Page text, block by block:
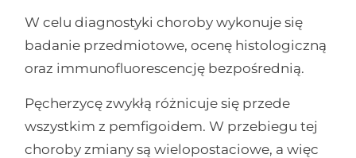
W celu diagnostyki choroby wykonuje się
badanie przedmiotowe, ocenę histologiczną
oraz immunofluorescencję bezpośrednią.
Pęcherzycę zwykłą różnicuje się przede
wszystkim z pemfigoidem. W przebiegu tej
choroby zmiany są wielopostaciowe, a więc